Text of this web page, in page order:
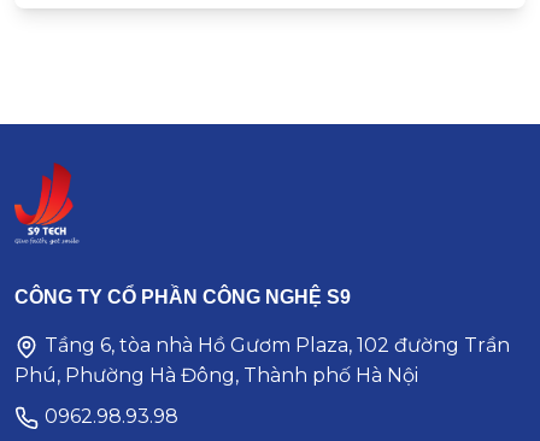
CÔNG TY CỔ PHẦN CÔNG NGHỆ S9
Tầng 6, tòa nhà Hồ Gươm Plaza, 102 đường Trần
Phú, Phường Hà Đông, Thành phố Hà Nội
0962.98.93.98